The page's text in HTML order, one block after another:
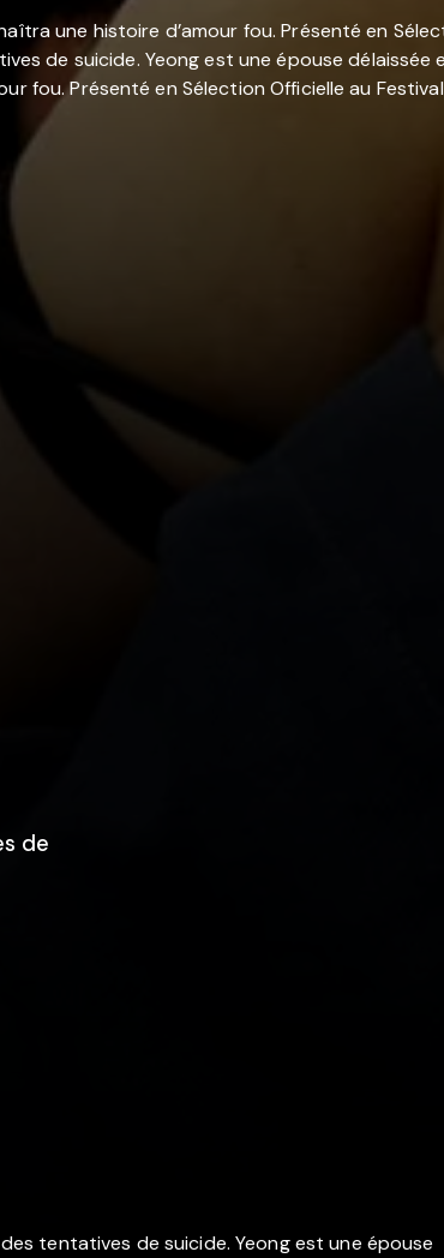
une histoire d’amour fou. Présenté en
de suicide. Yeong est une épouse délaissée
fou. Présenté en Sélection Officielle au
de
tentatives de suicide. Yeong est une épouse